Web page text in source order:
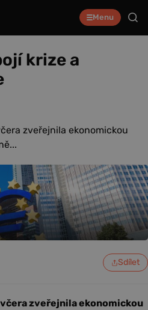
Menu
krize a
zveřejnila ekonomickou
Sdílet
zveřejnila ekonomickou